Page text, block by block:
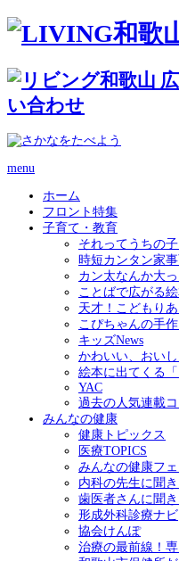
menu
ホーム
フロント特集
子育て・教育
それってうちの
時短カンタン家
カン太なんか大っ
ことばで広がる
天才！こどもり
こぴちゃんの手
キッズNews
かわいい、おい
絵本に出てくる
YAC
過去の人気連載
みんなの健康
健康トピックス
医療TOPICS
みんなの健康フ
内科の先生に聞
歯医者さんに聞
形成外科診療ナビ
協会けんぽ
治療の最前線！専